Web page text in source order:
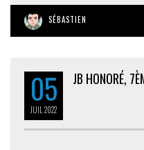
SÉBASTIEN
05
JUIL 2022
JB HONORÉ,